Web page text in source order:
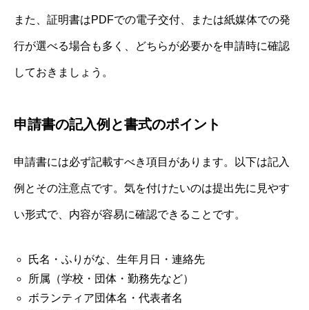
また、証明書はPDFでの電子交付、または紙媒体での発
行が選べる場合も多く、どちらが必要かを申請時に確認
しておきましょう。
申請書の記入例と書式のポイント
申請書には必ず記載すべき項目があります。以下は記入
例とその注意点です。気を付けたいのは提出先に見やす
い形式で、内容が容易に確認できることです。
氏名・ふりがな、生年月日・連絡先
所属（学校・団体・勤務先など）
ボランティア団体名・代表者名